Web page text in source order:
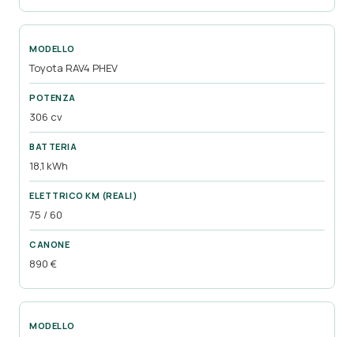
Toyota RAV4 PHEV
306 cv
18,1 kWh
75 / 60
890 €